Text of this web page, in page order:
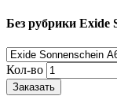
Без рубрики Exide
Кол-во
Заказать